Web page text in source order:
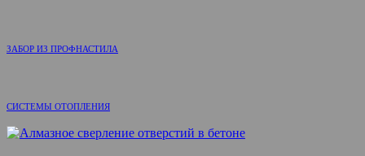
ЗАБОР ИЗ ПРОФНАСТИЛА
СИСТЕМЫ ОТОПЛЕНИЯ